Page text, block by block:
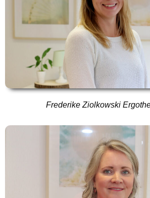
Frederike Ziolkowski